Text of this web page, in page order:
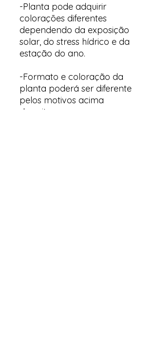
-Planta pode adquirir
colorações diferentes
dependendo da exposição
solar, do stress hídrico e da
estação do ano.
-Formato e coloração da
planta poderá ser diferente
pelos motivos acima
descritos.